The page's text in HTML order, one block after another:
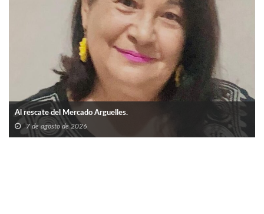
Al rescate del Mercado Arguelles.
7 de agosto de 2026